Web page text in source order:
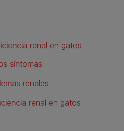
renal en gatos
síntomas
renales
renal en gatos